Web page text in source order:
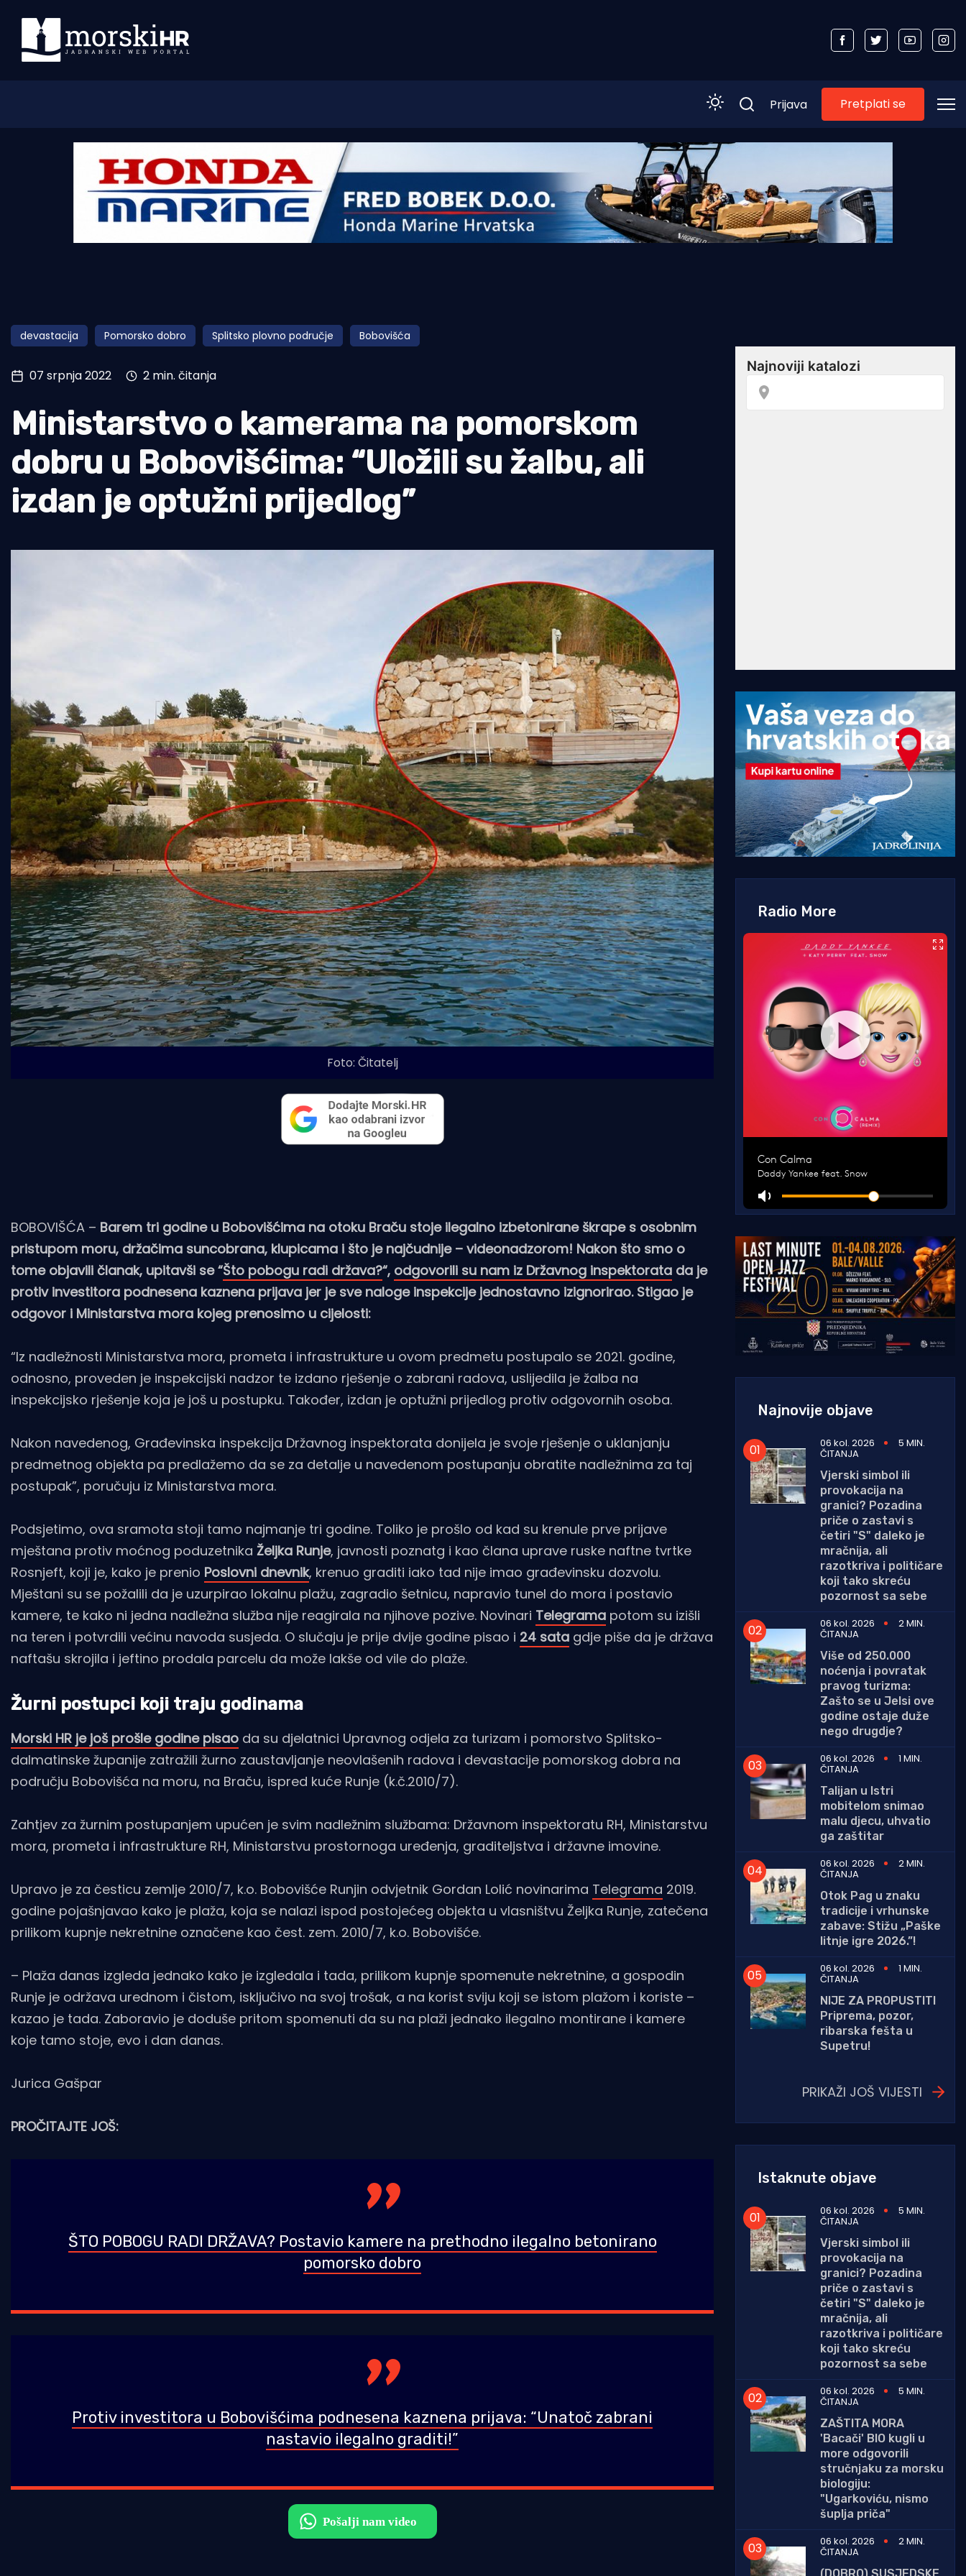
Morski plus
Pomorstvo
Ribolov
Tradicija i kultura
Prijava Pretplati se
devastacija Pomorsko dobro Splitsko plovno područje Bobovišća
07 srpnja 2022 2 min. čitanja
Ministarstvo o kamerama na pomorskom
dobru u Bobovišćima: “Uložili su žalbu, ali
izdan je optužni prijedlog”
Foto: Čitatelj
BOBOVIŠĆA – Barem tri godine u Bobovišćima na otoku Braču stoje ilegalno izbetonirane škrape s osobnim
pristupom moru, držačima suncobrana, klupicama i što je najčudnije – videonadzorom! Nakon što smo o
tome objavili članak, upitavši se “Što pobogu radi država?“, odgovorili su nam iz Državnog inspektorata da je
protiv investitora podnesena kaznena prijava jer je sve naloge inspekcije jednostavno izignorirao. Stigao je
odgovor i Ministarstva mora kojeg prenosimo u cijelosti:
“Iz nadležnosti Ministarstva mora, prometa i infrastrukture u ovom predmetu postupalo se 2021. godine,
odnosno, proveden je inspekcijski nadzor te izdano rješenje o zabrani radova, uslijedila je žalba na
inspekcijsko rješenje koja je još u postupku. Također, izdan je optužni prijedlog protiv odgovornih osoba.
Nakon navedenog, Građevinska inspekcija Državnog inspektorata donijela je svoje rješenje o uklanjanju
predmetnog objekta pa predlažemo da se za detalje u navedenom postupanju obratite nadležnima za taj
postupak”, poručuju iz Ministarstva mora.
Podsjetimo, ova sramota stoji tamo najmanje tri godine. Toliko je prošlo od kad su krenule prve prijave
mještana protiv moćnog poduzetnika Željka Runje, javnosti poznatg i kao člana uprave ruske naftne tvrtke
Rosnjeft, koji je, kako je prenio Poslovni dnevnik, krenuo graditi iako tad nije imao građevinsku dozvolu.
Mještani su se požalili da je uzurpirao lokalnu plažu, zagradio šetnicu, napravio tunel do mora i postavio
kamere, te kako ni jedna nadležna služba nije reagirala na njihove pozive. Novinari Telegrama potom su izišli
na teren i potvrdili većinu navoda susjeda. O slučaju je prije dvije godine pisao i 24 sata gdje piše da je država
naftašu skrojila i jeftino prodala parcelu da može lakše od vile do plaže.
Žurni postupci koji traju godinama
Morski HR je još prošle godine pisao da su djelatnici Upravnog odjela za turizam i pomorstvo Splitsko-
dalmatinske županije zatražili žurno zaustavljanje neovlašenih radova i devastacije pomorskog dobra na
području Bobovišća na moru, na Braču, ispred kuće Runje (k.č.2010/7).
Zahtjev za žurnim postupanjem upućen je svim nadležnim službama: Državnom inspektoratu RH, Ministarstvu
mora, prometa i infrastrukture RH, Ministarstvu prostornoga uređenja, graditeljstva i državne imovine.
Upravo je za česticu zemlje 2010/7, k.o. Bobovišće Runjin odvjetnik Gordan Lolić novinarima Telegrama 2019.
godine pojašnjavao kako je plaža, koja se nalazi ispod postojećeg objekta u vlasništvu Željka Runje, zatečena
prilikom kupnje nekretnine označene kao čest. zem. 2010/7, k.o. Bobovišće.
– Plaža danas izgleda jednako kako je izgledala i tada, prilikom kupnje spomenute nekretnine, a gospodin
Runje je održava urednom i čistom, isključivo na svoj trošak, a na korist sviju koji se istom plažom i koriste –
kazao je tada. Zaboravio je doduše pritom spomenuti da su na plaži jednako ilegalno montirane i kamere
koje tamo stoje, evo i dan danas.
Jurica Gašpar
PROČITAJTE JOŠ:
ŠTO POBOGU RADI DRŽAVA? Postavio kamere na prethodno ilegalno betonirano
pomorsko dobro
Protiv investitora u Bobovišćima podnesena kaznena prijava: “Unatoč zabrani
nastavio ilegalno graditi!”
Radio More
Najnovije objave
06 kol. 2026 5 MIN.
ČITANJA
Vjerski simbol ili
provokacija na
granici? Pozadina
priče o zastavi s
četiri "S" daleko je
mračnija, ali
razotkriva i političare
koji tako skreću
pozornost sa sebe
06 kol. 2026
2 MIN.
ČITANJA
Više od 250.000
noćenja i povratak
pravog turizma:
Zašto se u Jelsi ove
godine ostaje duže
nego drugdje?
06 kol. 2026
1 MIN.
ČITANJA
Talijan u Istri
mobitelom snimao
malu djecu, uhvatio
ga zaštitar
06 kol. 2026
2 MIN.
ČITANJA
Otok Pag u znaku
tradicije i vrhunske
zabave: Stižu „Paške
litnje igre 2026.”!
06 kol. 2026
1 MIN.
ČITANJA
NIJE ZA PROPUSTITI
Priprema, pozor,
ribarska fešta u
Supetru!
PRIKAŽI JOŠ VIJESTI
Istaknute objave
06 kol. 2026 5 MIN.
ČITANJA
Vjerski simbol ili
provokacija na
granici? Pozadina
priče o zastavi s
četiri "S" daleko je
mračnija, ali
razotkriva i političare
koji tako skreću
pozornost sa sebe
06 kol. 2026
5 MIN.
ČITANJA
ZAŠTITA MORA
'Bacači' BIO kugli u
more odgovorili
stručnjaku za morsku
biologiju:
"Ugarkoviću, nismo
šuplja priča"
06 kol. 2026
2 MIN.
ČITANJA
(DOBRO) SUSJEDSKE